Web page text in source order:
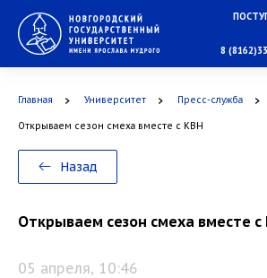
8
Главная Университет Пресс-служба
Открываем сезон смеха вместе с КВН
Назад
Открываем сезон смеха вместе с
05 апреля, 10:46